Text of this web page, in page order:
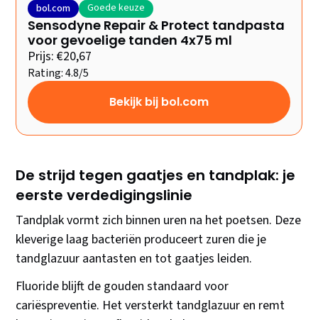
bol.com Goede keuze
Sensodyne Repair & Protect tandpasta
voor gevoelige tanden 4x75 ml
Prijs: €20,67
Rating: 4.8/5
Bekijk bij bol.com
De strijd tegen gaatjes en tandplak: je
eerste verdedigingslinie
Tandplak vormt zich binnen uren na het poetsen. Deze
kleverige laag bacteriën produceert zuren die je
tandglazuur aantasten en tot gaatjes leiden.
Fluoride blijft de gouden standaard voor
cariëspreventie. Het versterkt tandglazuur en remt